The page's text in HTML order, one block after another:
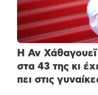
Η Αν Χάθαγουεϊ
στα 43 της κι
πει στις